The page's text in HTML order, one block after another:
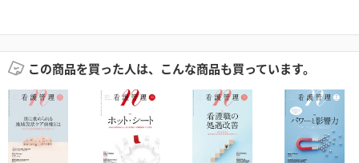
この商品を買った人は、こんな商品も買っています。